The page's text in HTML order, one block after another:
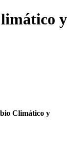
y
Climático y